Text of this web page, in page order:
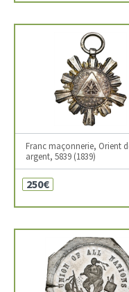
Franc maçonnerie, Orient
argent, 5839 (1839)
250€